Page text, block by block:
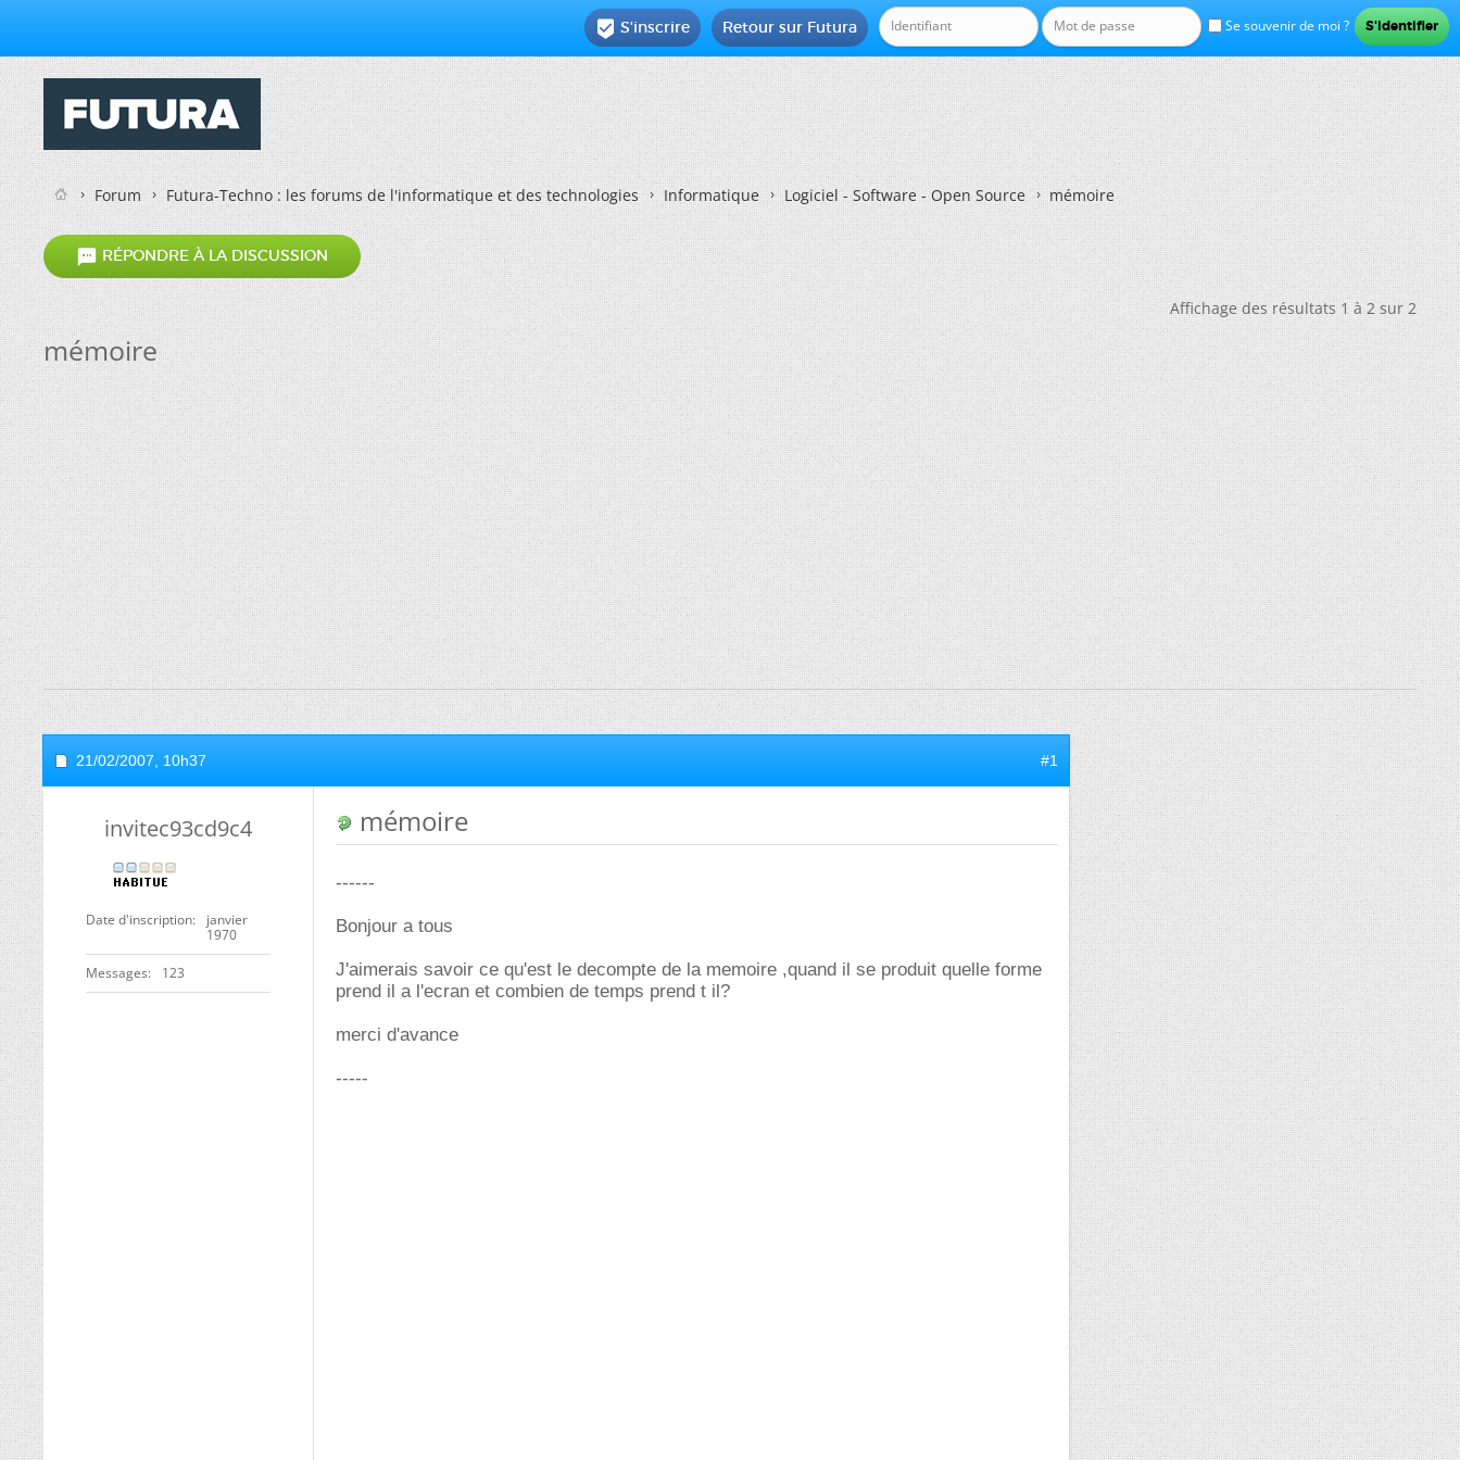
Se souvenir de moi ?
Retour sur Futura
 S'inscrire
Forum Futura-Techno : les forums de l'informatique et des technologies Informatique Logiciel - Software - Open Source mémoire
 RÉPONDRE À LA DISCUSSION
Affichage des résultats 1 à 2 sur 2
mémoire
21/02/2007, 10h37 #1
invitec93cd9c4
Date d'inscription
janvier
1970
Messages 123
mémoire
------
Bonjour a tous
J'aimerais savoir ce qu'est le decompte de la memoire ,quand il se produit quelle forme
prend il a l'ecran et combien de temps prend t il?
merci d'avance
-----